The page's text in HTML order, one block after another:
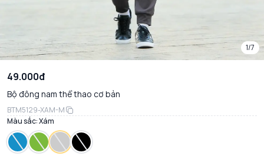
1/7
49.000đ
Bộ đông nam thể thao cơ bản
BTM5129-XAM-M
Màu sắc:Xám